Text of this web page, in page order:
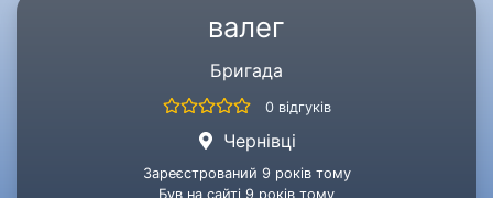
валег
Бригада
0 відгуків
Чернівці
Зареєстрований 9 років тому
Був на сайті 9 років тому